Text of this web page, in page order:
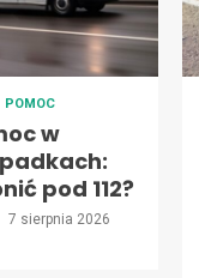
POMOC
w
pod 112?
7 sierpnia 2026